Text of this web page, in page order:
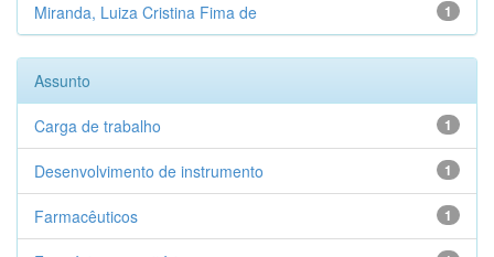
1
Miranda, Luiza Cristina Fima de
Assunto
1
Carga de trabalho
1
Desenvolvimento de instrumento
1
Farmacêuticos